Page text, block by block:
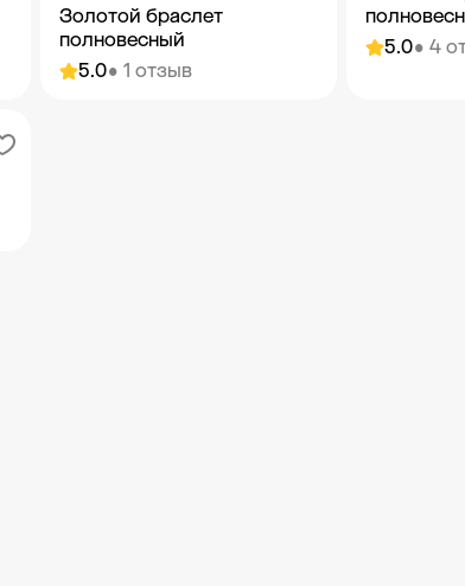
5.0• 1 отзыв
Золотой браслет
полновесный
5.0• 4